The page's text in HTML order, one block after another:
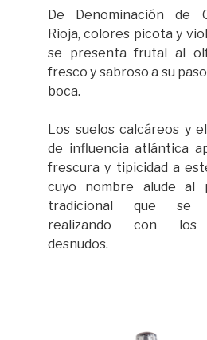
De Denominación de
Rioja, colores picota y
se presenta frutal al
fresco y sabroso a su
boca.
Los suelos calcáreos y
de influencia atlántica
frescura y tipicidad a
cuyo nombre alude al
tradicional que se
realizando con los
desnudos.